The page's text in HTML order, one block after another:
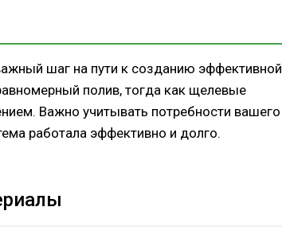
шаг на пути к созданию эффективной
полив, тогда как щелевые
Важно учитывать потребности вашего
работала эффективно и долго.